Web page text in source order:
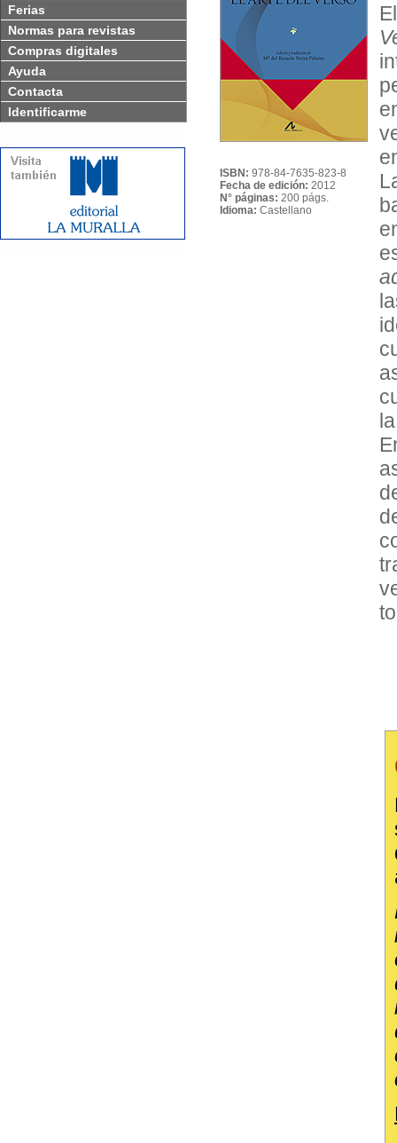
Ferias
Normas para revistas
Compras digitales
Ayuda
Contacta
Identificarme
ISBN: 978-84-7635-823-8
Fecha de edición: 2012
N° páginas: 200 págs.
Idioma: Castellano